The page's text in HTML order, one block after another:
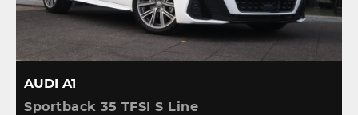
AUDI A1
Sportback 35 TFSI S Line